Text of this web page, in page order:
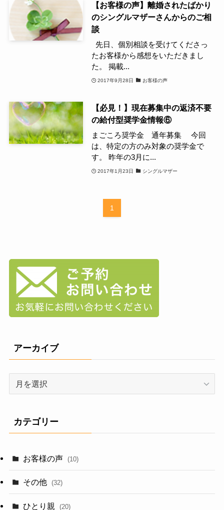
【お客様の声】離婚されたばかり
のシングルマザーさんからのご相
談
先日、個別相談を受けてくださっ
たお客様から感想をいただきまし
た。 掲載...
2017年9月28日 お客様の声
【必見！】現在募集中の返済不要
の給付型奨学金情報⑥
まごころ奨学金 通年募集 今回
は、特定の方のみ対象の奨学金で
す。 昨年の3月に...
2017年1月23日 シングルマザー
1
アーカイブ
ブ
カテゴリー
お客様の声 (10)
その他 (32)
ひとり親 (20)